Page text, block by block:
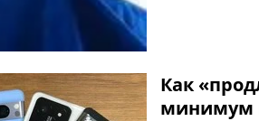
Как
минимум